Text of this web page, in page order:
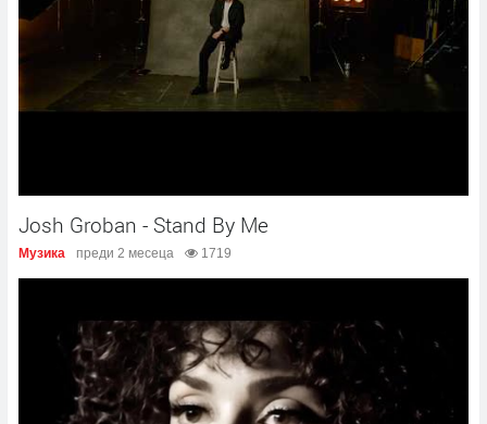
Josh Groban - Stand By Me
Музика преди 2 месеца 1719